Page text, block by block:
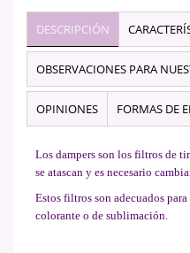
DESCRIPCIÓN
OBSERVACIONES PARA
OPINIONES FORMAS DE
Los dampers son los filtros de
se atascan y es necesario
Estos filtros son adecuados
colorante o de sublimación.